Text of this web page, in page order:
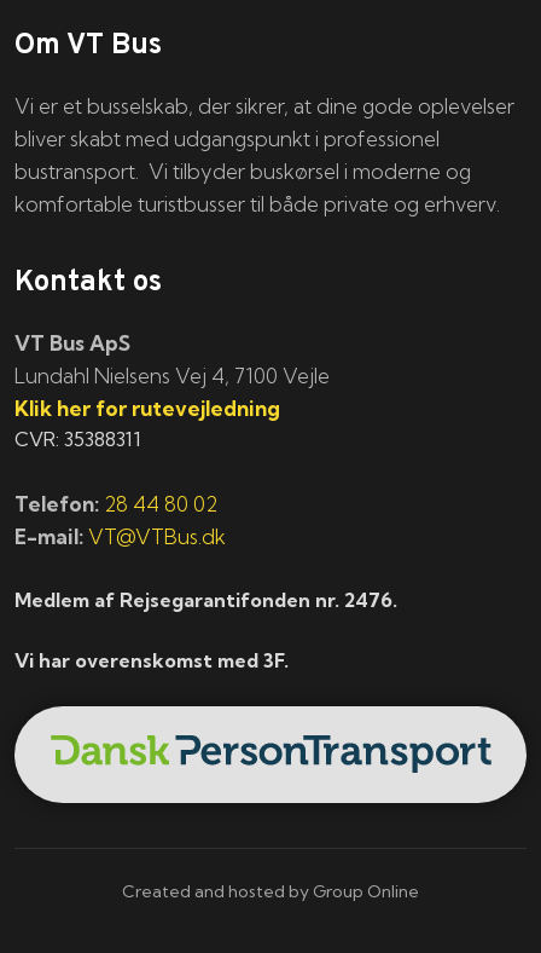
Om VT Bus
Vi er et busselskab, der sikrer, at dine gode oplevelser
bliver skabt med udgangspunkt i professionel
bustransport. Vi tilbyder buskørsel i moderne og
komfortable turistbusser til både private og erhverv.
Kontakt os
VT Bus ApS
​​​Lundahl Nielsens Vej 4, 7100 Vejle
Klik her for rutevejledning
CVR: 35388311
Telefon: 28 44 80 02
E-mail: VT@VTBus.dk
Medlem af Rejsegarantifonden nr. 2476.
Vi har overenskomst med 3F.
Created and hosted by Group Online